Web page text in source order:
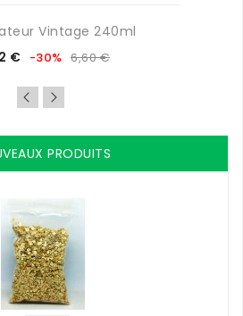
Vintage 240ml
Prix
€ Prix
base
-30% 6,60 €
PRODUITS